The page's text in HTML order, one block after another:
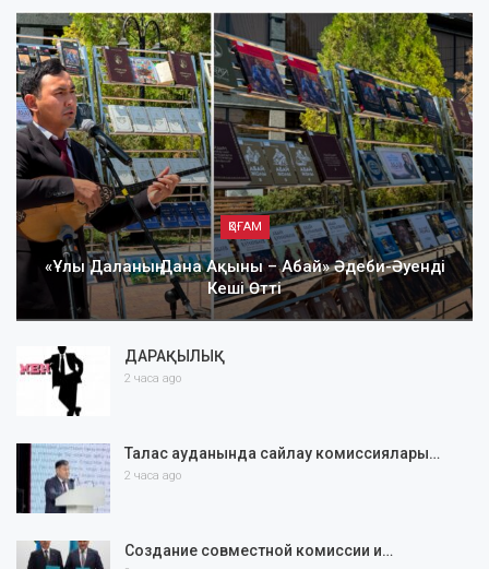
ҚОҒАМ
«Ұлы Даланың Дана Ақыны – Абай» Әдеби-Әуенді
Кеші Өтті
ДАРАҚЫЛЫҚ
2 часа ago
Талас ауданында сайлау комиссиялары…
2 часа ago
Создание совместной комиссии и…